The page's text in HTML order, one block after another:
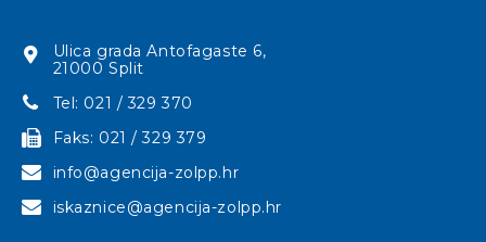
Ulica grada Antofagaste 6,
21000 Split
Tel: 021 / 329 370
Faks: 021 / 329 379
info@agencija-zolpp.hr
iskaznice@agencija-zolpp.hr